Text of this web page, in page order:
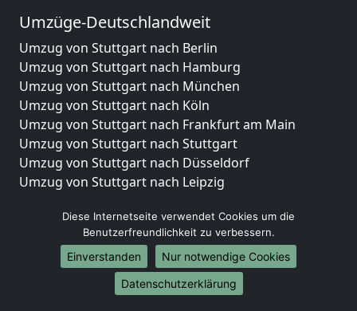
Umzüge-Deutschlandweit
Umzug von Stuttgart nach Berlin
Umzug von Stuttgart nach Hamburg
Umzug von Stuttgart nach München
Umzug von Stuttgart nach Köln
Umzug von Stuttgart nach Frankfurt am Main
Umzug von Stuttgart nach Stuttgart
Umzug von Stuttgart nach Düsseldorf
Umzug von Stuttgart nach Leipzig
Umzug von Stuttgart nach Essen
Umzug von Stuttgart nach Bremen
Umzug von Stuttgart nach Dresden
Umzug von Stuttgart nach Hannover
Umzug von Stuttgart nach Nürnberg
Diese Internetseite verwendet Cookies um die
Benutzerfreundlichkeit zu verbessern.
Einverstanden
Nur notwendige Cookies
Datenschutzerklärung